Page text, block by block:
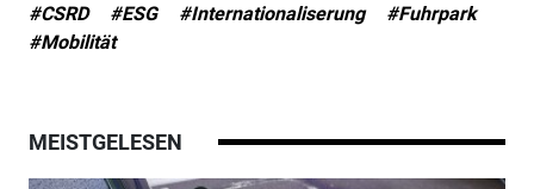
#CSRD #ESG #Internationaliserung
#Fuhrpark
#Mobilität
MEISTGELESEN